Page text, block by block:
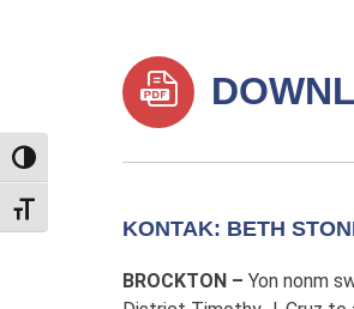
TOGGLE HIGH CONTRAST
TOGGLE FONT SIZE
KONTAK: BETH
BROCKTON – Yon nonm